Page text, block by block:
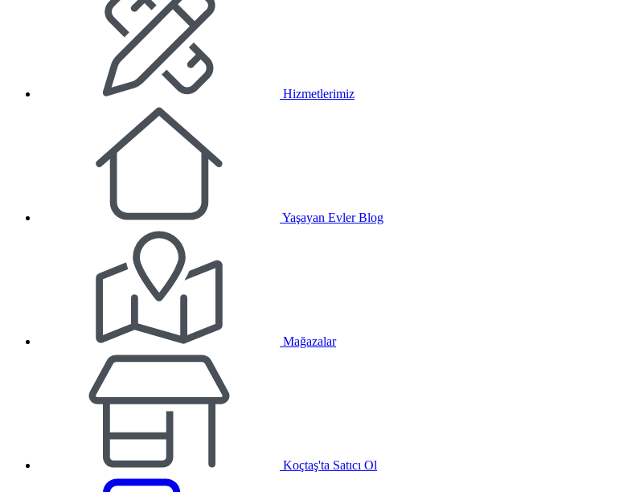
Hizmetlerimiz
Yaşayan Evler Blog
Mağazalar
Koçtaş'ta Satıcı Ol